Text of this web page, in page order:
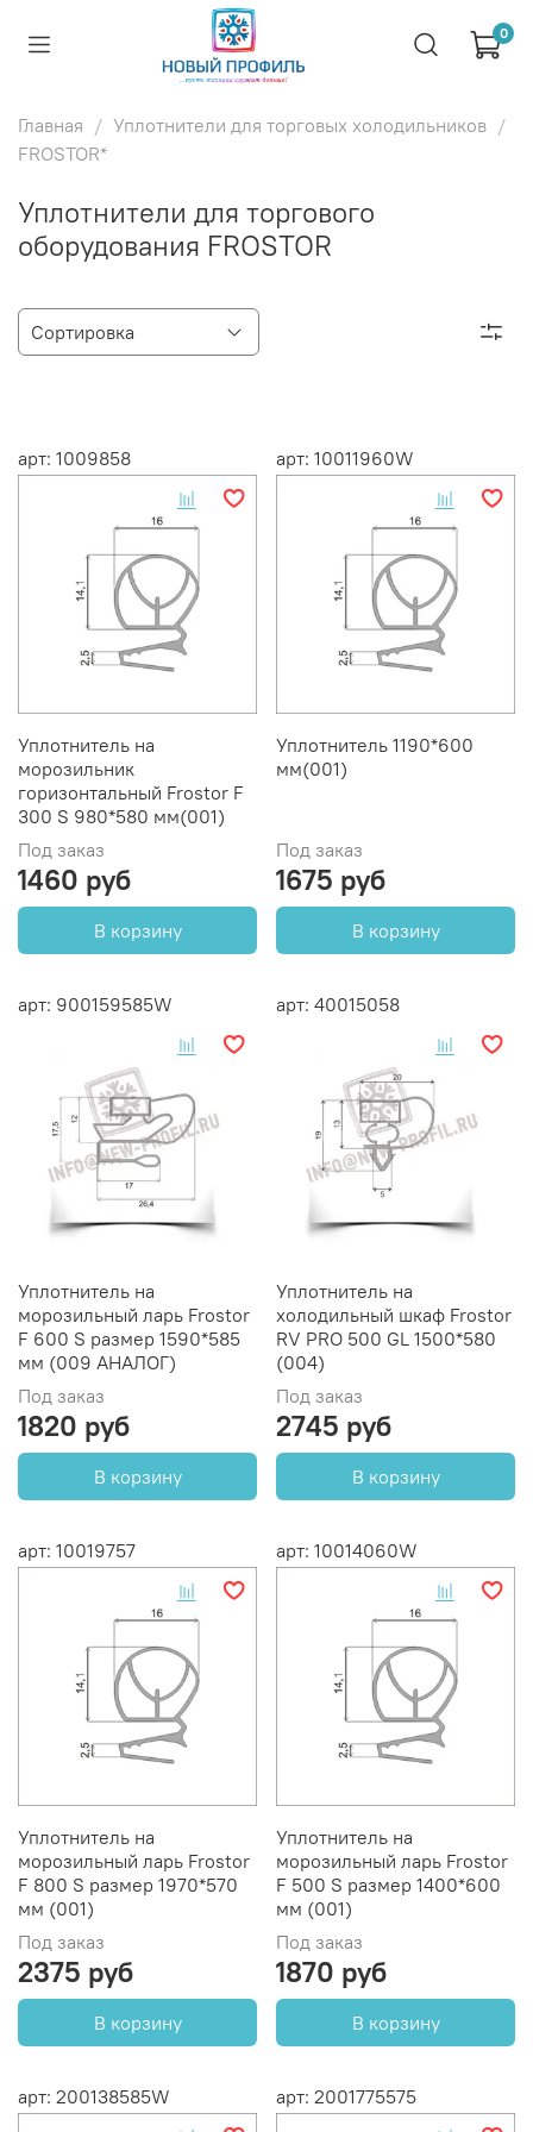
0
Главная
Уплотнители для торговых холодильников
FROSTOR*
Уплотнители для торгового
оборудования FROSTOR
арт: 1009858
Уплотнитель на
морозильник
горизонтальный Frostor F
300 S 980*580 мм(001)
Под заказ
1460 руб
В корзину
арт: 10011960W
Уплотнитель 1190*600
мм(001)
Под заказ
1675 руб
В корзину
арт: 900159585W
Уплотнитель на
морозильный ларь Frostor
F 600 S размер 1590*585
мм (009 АНАЛОГ)
Под заказ
1820 руб
В корзину
арт: 40015058
Уплотнитель на
холодильный шкаф Frostor
RV PRO 500 GL 1500*580
(004)
Под заказ
2745 руб
В корзину
арт: 10019757
Уплотнитель на
морозильный ларь Frostor
F 800 S размер 1970*570
мм (001)
Под заказ
2375 руб
В корзину
арт: 10014060W
Уплотнитель на
морозильный ларь Frostor
F 500 S размер 1400*600
мм (001)
Под заказ
1870 руб
В корзину
арт: 200138585W арт: 2001775575